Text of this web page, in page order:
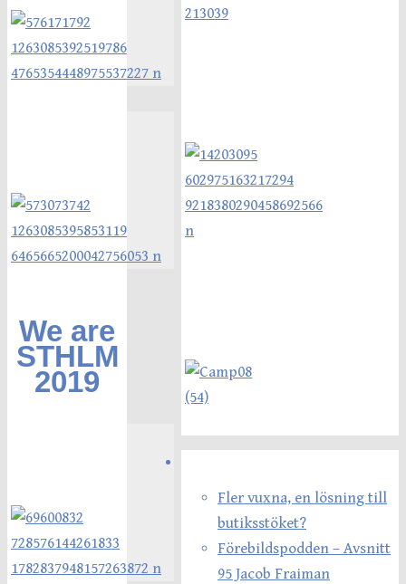
We are
STHLM
2019
Fler vuxna, en lösning till
butiksstöket?
Förebildspodden – Avsnitt
95 Jacob Fraiman